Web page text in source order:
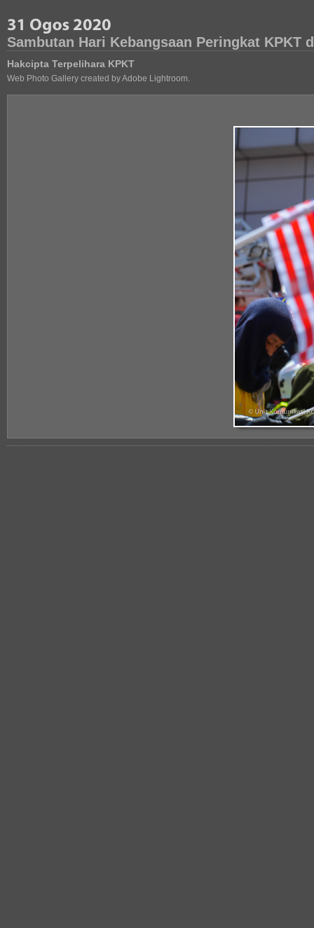
Sambutan Hari Kebangsaan Peringkat KPKT
Hakcipta Terpelihara KPKT
Web Photo Gallery created by Adobe Lightroom.